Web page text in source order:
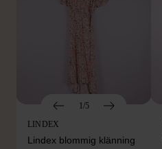
1/5
LINDEX
Lindex blommig klänning